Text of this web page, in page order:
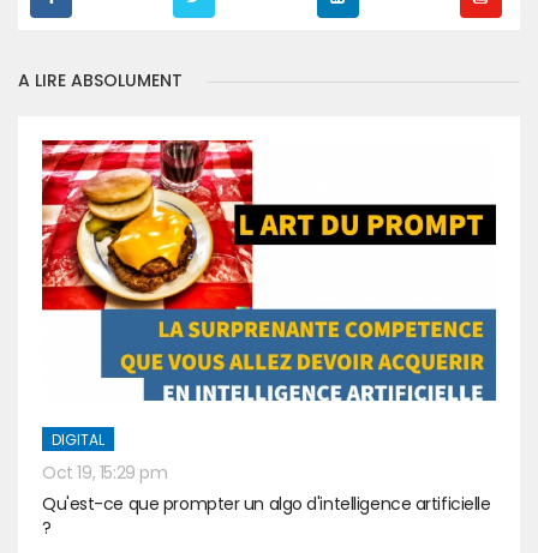
A LIRE ABSOLUMENT
DIGITAL
Oct 19, 15:29 pm
Qu'est-ce que prompter un algo d'intelligence artificielle
?